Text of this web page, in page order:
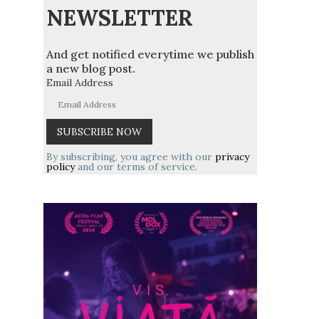
NEWSLETTER
And get notified everytime we publish
a new blog post.
Email Address
By subscribing, you agree with our privacy
policyand our terms of service.